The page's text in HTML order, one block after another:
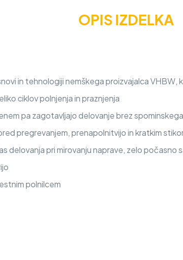
OPIS IZDELKA
in tehnologiji nemškega proizvajalca
ciklov polnjenja in praznjenja
pa zagotavljajo delovanje brez
pregrevanjem, prenapolnitvijo in kratkim
delovanja pri mirovanju naprave, zelo počasno
polnilcem